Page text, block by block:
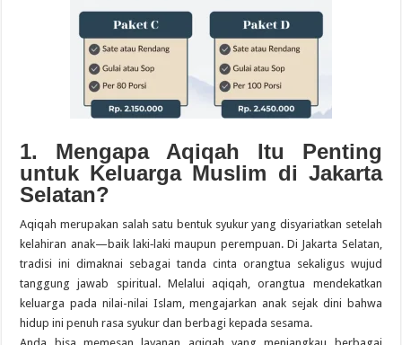
1. Mengapa Aqiqah Itu Penting
untuk Keluarga Muslim di Jakarta
Selatan?
Aqiqah merupakan salah satu bentuk syukur yang disyariatkan setelah
kelahiran anak—baik laki‑laki maupun perempuan. Di Jakarta Selatan,
tradisi ini dimaknai sebagai tanda cinta orangtua sekaligus wujud
tanggung jawab spiritual. Melalui aqiqah, orangtua mendekatkan
keluarga pada nilai-nilai Islam, mengajarkan anak sejak dini bahwa
hidup ini penuh rasa syukur dan berbagi kepada sesama.